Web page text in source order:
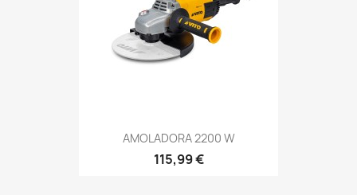
AMOLADORA 2200 W
115,99 €